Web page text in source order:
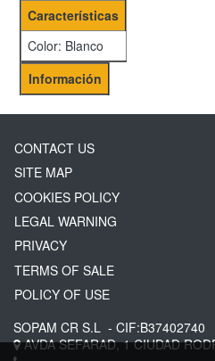
Características
Color: Blanco
Información
CONTACT US
SITE MAP
COOKIES POLICY
LEGAL WARNING
PRIVACY
TERMS OF SALE
POLICY OF USE
SOPAM CR S.L - CIF:B37402740
AVDA SEFARAD, 1CIUDAD